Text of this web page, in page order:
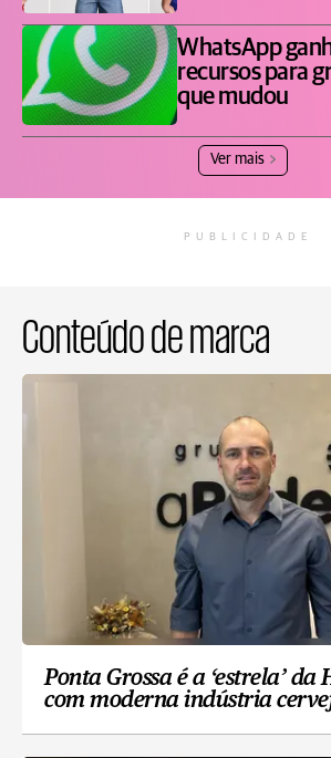
WhatsApp
recursos para
que mudou
Ver mais
PUBLICIDADE
Conteúdo de marca
Ponta Grossa é a ‘estrela’ da
com moderna indústria